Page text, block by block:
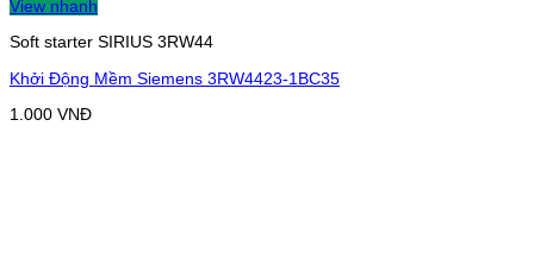
View nhanh
Soft starter SIRIUS 3RW44
Khởi Động Mềm Siemens 3RW4423-1BC35
1.000 VNĐ